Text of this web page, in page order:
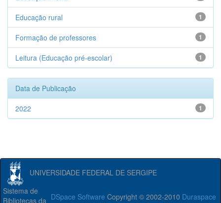
1
Educação rural
1
Formação de professores
1
Leitura (Educação pré-escolar)
Data de Publicação
1
2022
UNIVERSIDADE FEDERAL DE SERGIPE
DSpace Software Copyright © 2002-2010 Duraspace
Sistema de
Bibliotecas da